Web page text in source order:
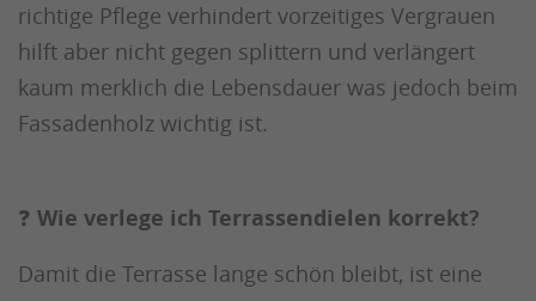
richtige Pflege verhindert vorzeitiges Vergrauen
hilft aber nicht gegen splittern und verlängert
kaum merklich die Lebensdauer was jedoch beim
Fassadenholz wichtig ist.
❓ Wie verlege ich Terrassendielen korrekt?
Damit die Terrasse lange schön bleibt, ist eine